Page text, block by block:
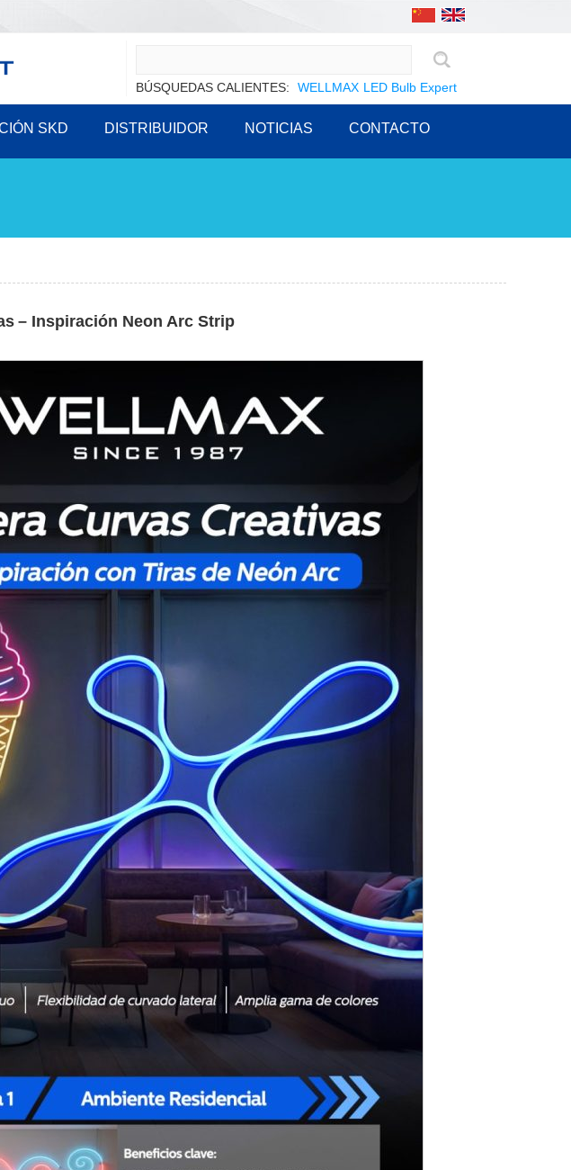
BÚSQUEDAS CALIENTES: WELLMAX LED Bulb Expert
SKD DISTRIBUIDOR NOTICIAS CONTACTO
– Inspiración Neon Arc Strip